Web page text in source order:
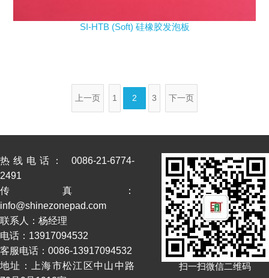
SI-HTB (Soft) 硅橡胶发泡板
上一页 1 2 3 下一页
扫一扫微信二维码
热线电话： 0086-21-6774-
2491
传真：
info@shinezonepad.com
联系人：杨经理
电话：13917094532
客服电话：0086-13917094532
地址：上海市松江区中山中路